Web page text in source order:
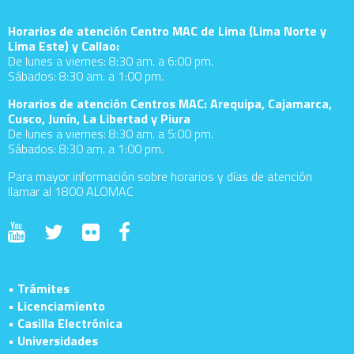
Horarios de atención Centro MAC de Lima (Lima Norte y
Lima Este) y Callao:
De lunes a viernes: 8:30 am. a 6:00 pm.
Sábados: 8:30 am. a 1:00 pm.
Horarios de atención Centros MAC: Arequipa, Cajamarca,
Cusco, Junín, La Libertad y Piura
De lunes a viernes: 8:30 am. a 5:00 pm.
Sábados: 8:30 am. a 1:00 pm.
Para mayor información sobre horarios y días de atención
llamar al 1800 ALOMAC
• Trámites
• Licenciamiento
• Casilla Electrónica
• Universidades